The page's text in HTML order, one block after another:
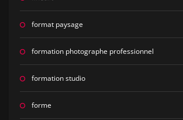
format paysage
formation photographe professionnel
formation studio
forme